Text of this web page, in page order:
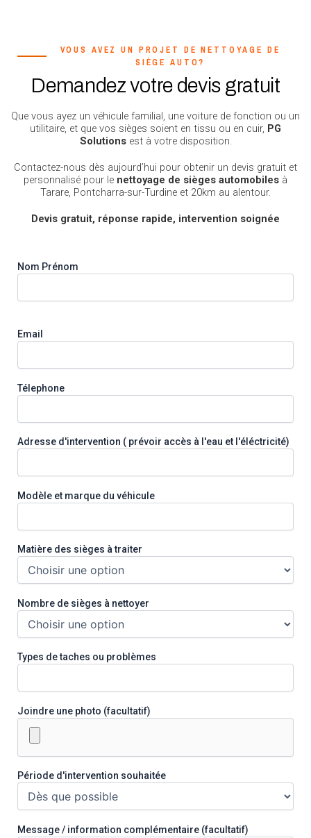
VOUS AVEZ UN PROJET DE NETTOYAGE DE
SIÈGE AUTO?
Demandez votre devis gratuit
Que vous ayez un véhicule familial, une voiture de fonction ou un
utilitaire, et que vos sièges soient en tissu ou en cuir, PG
Solutionsest à votre disposition.
Contactez-nous dès aujourd’hui pour obtenir un devis gratuit et
personnalisé pour le nettoyage de sièges automobiles à
Tarare, Pontcharra-sur-Turdine et 20km au alentour.
Devis gratuit, réponse rapide, intervention soignée
Nom Prénom
Email
Télephone
Adresse d'intervention ( prévoir accès à l'eau et l'éléctricité)
Modèle et marque du véhicule
Matière des sièges à traiter
Nombre de sièges à nettoyer
Types de taches ou problèmes
Joindre une photo (facultatif)
Période d'intervention souhaitée
Message / information complémentaire (facultatif)